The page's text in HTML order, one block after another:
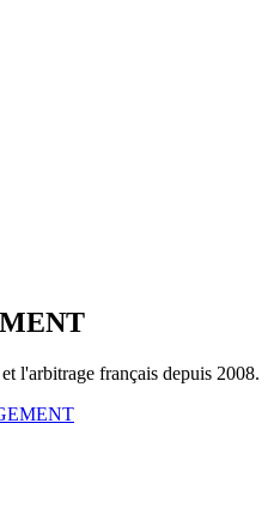
l'arbitrage français depuis 2008.